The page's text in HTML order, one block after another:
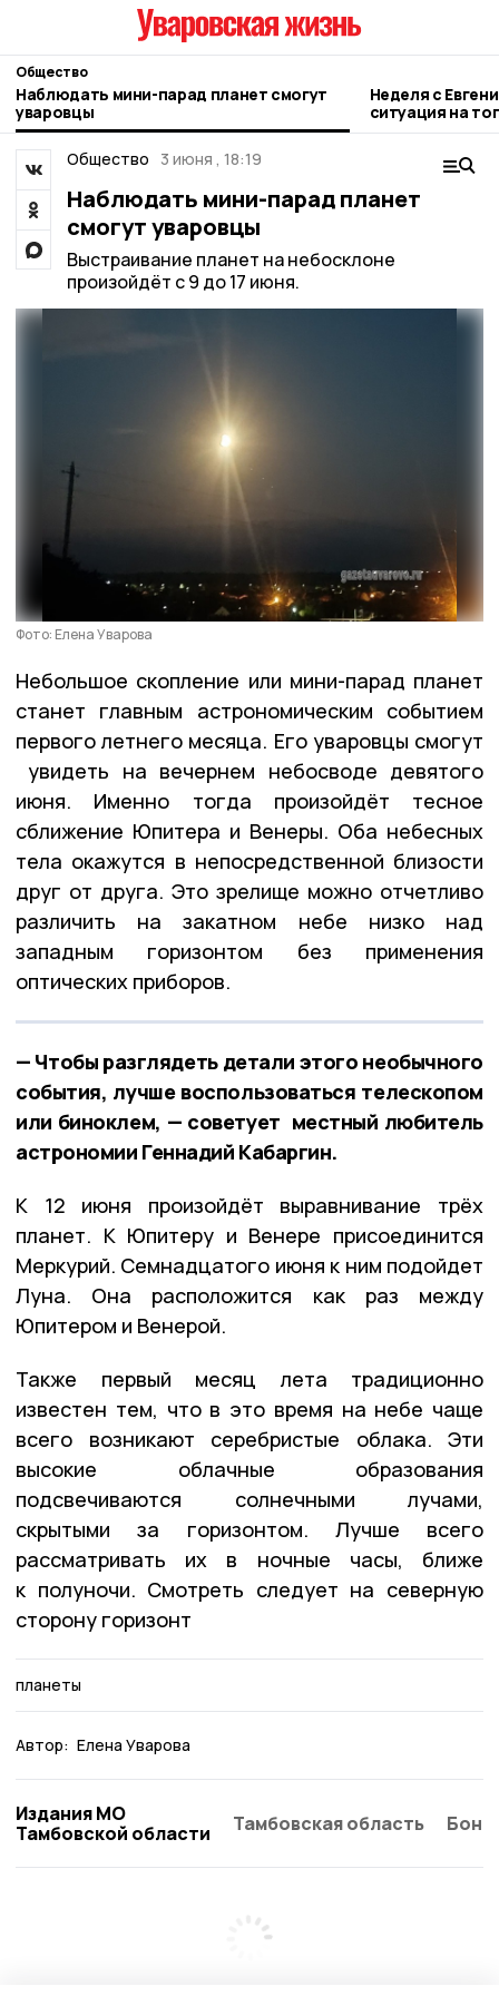
Общество
Наблюдать мини-парад планет смогут
уваровцы
Неделя с
ситуация на
городе и
Общество
3 июня , 18:19
Наблюдать мини-парад планет
смогут уваровцы
Выстраивание планет на небосклоне
произойдёт с 9 до 17 июня.
Фото: Елена Уварова
Небольшое скопление или мини-парад планет
станет главным астрономическим событием
первого летнего месяца. Его уваровцы смогут
увидеть на вечернем небосводе девятого
июня. Именно тогда произойдёт тесное
сближение Юпитера и Венеры. Оба небесных
тела окажутся в непосредственной близости
друг от друга. Это зрелище можно отчетливо
различить на закатном небе низко над
западным горизонтом без применения
оптических приборов.
— Чтобы разглядеть детали этого необычного
события, лучше воспользоваться телескопом
или биноклем, — советует местный любитель
астрономии Геннадий Кабаргин.
К 12 июня произойдёт выравнивание трёх
планет. К Юпитеру и Венере присоединится
Меркурий. Семнадцатого июня к ним подойдет
Луна. Она расположится как раз между
Юпитером и Венерой.
Также первый месяц лета традиционно
известен тем, что в это время на небе чаще
всего возникают серебристые облака. Эти
высокие облачные образования
подсвечиваются солнечными лучами,
скрытыми за горизонтом. Лучше всего
рассматривать их в ночные часы, ближе
к полуночи. Смотреть следует на северную
сторону горизонт
планеты
Автор: Елена Уварова
Издания МО
Тамбовской области
Тамбовская область